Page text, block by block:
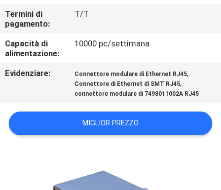
SHOW
MAPPA
DEL
PRIVACY
POLICY
Termini di
pagamento:
T/T
Capacità di
alimentazione:
10000 pc/settimana
Evidenziare: Connettore modulare di Ethernet RJ45,
Connettore di Ethernet di SMT RJ45,
connettore modulare di 7498011002A RJ45
MIGLIOR PREZZO